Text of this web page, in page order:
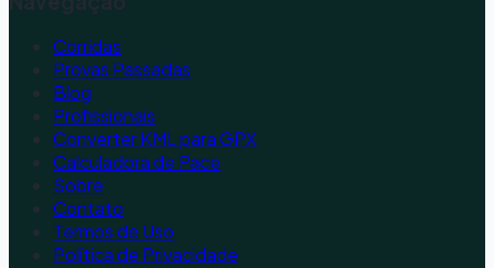
Corridas
Provas Passadas
Blog
Profissionais
Converter KML para GPX
Calculadora de Pace
Sobre
Contato
Termos de Uso
Política de Privacidade